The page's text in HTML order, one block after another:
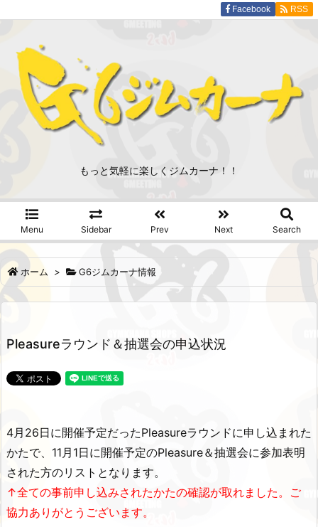
もっと気軽に楽しくジムカーナ！！
Menu Sidebar Prev Next Search
Facebook RSS
ホーム > G6ジムカーナ情報
Pleasureラウンド＆抽選会の申込状況
4月26日に開催予定だったPleasureラウンドに申し込まれた
かたで、11月1日に開催予定のPleasure＆抽選会に参加表明
された方のリストとなります。
↑全ての事前申し込みされたかたの確認が取れました。ご
協力ありがとうございます。